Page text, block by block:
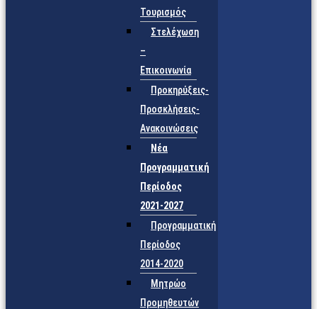
Τουρισμός
Στελέχωση
–
Επικοινωνία
Προκηρύξεις-
Προσκλήσεις-
Ανακοινώσεις
Νέα
Προγραμματική
Περίοδος
2021-2027
Προγραμματική
Περίοδος
2014-2020
Μητρώο
Προμηθευτών